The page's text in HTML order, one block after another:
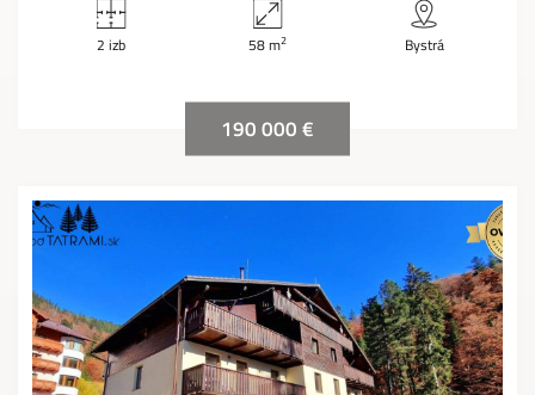
2 izb 58 m2 Bystrá
190 000 €